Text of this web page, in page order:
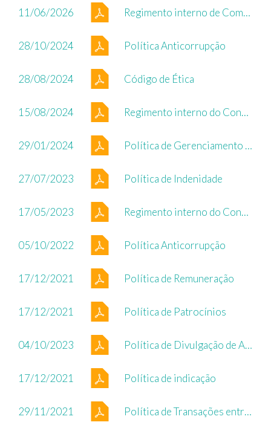
11/06/2026 Regimento interno de Comitês - Regimento Interno dos Comitês de Assessoramento
28/10/2024 Política Anticorrupção
28/08/2024 Código de Ética
15/08/2024 Regimento interno do Conselho de Administração
29/01/2024 Política de Gerenciamento de Riscos
27/07/2023 Política de Indenidade
17/05/2023 Regimento interno do Conselho Fiscal
05/10/2022 Política Anticorrupção
17/12/2021 Política de Remuneração
17/12/2021 Política de Patrocínios
04/10/2023 Política de Divulgação de Ato ou Fato Relevante e de Negociação de Valores Mobiliários
17/12/2021 Política de indicação
29/11/2021 Política de Transações entre Partes Relacionadas